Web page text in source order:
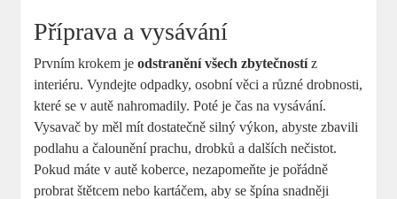
Příprava a vysávání
Prvním krokem jeodstranění všech zbytečnostíz
interiéru. Vyndejte odpadky, osobní věci a různé drobnosti,
které se v autě nahromadily. Poté je čas na vysávání.
Vysavač by měl mít dostatečně silný výkon, abyste zbavili
podlahu a čalounění prachu, drobků a dalších nečistot.
Pokud máte v autě koberce, nezapomeňte je pořádně
probrat štětcem nebo kartáčem, aby se špína snadněji